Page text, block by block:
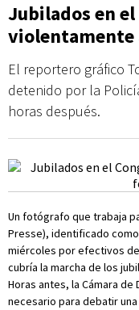
Jubilados en
violentamente
El reportero gráfico
detenido por la
horas después.
Un fotógrafo que trabaja
Presse), identificado
miércoles por efectivos de
cubría la marcha de los
Horas antes, la Cámara
necesario para debatir